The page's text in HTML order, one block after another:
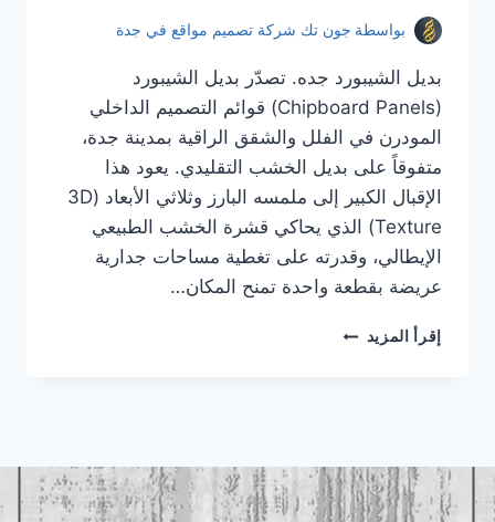
بواسطة جون تك شركة تصميم مواقع في جدة
بديل الشيبورد جده. تصدّر بديل الشيبورد
(Chipboard Panels) قوائم التصميم الداخلي
المودرن في الفلل والشقق الراقية بمدينة جدة،
متفوقاً على بديل الخشب التقليدي. يعود هذا
الإقبال الكبير إلى ملمسه البارز وثلاثي الأبعاد (3D
Texture) الذي يحاكي قشرة الخشب الطبيعي
الإيطالي، وقدرته على تغطية مساحات جدارية
عريضة بقطعة واحدة تمنح المكان…
إقرأ المزيد بديل
الشيبورد
جده
|